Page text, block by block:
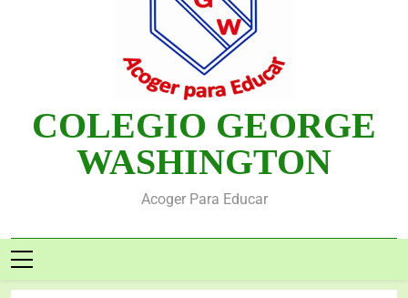
COLEGIO GEORGE
WASHINGTON
Acoger Para Educar